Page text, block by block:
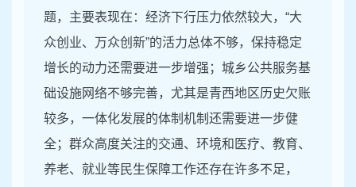
题，主要表现在：经济下行压力依然较大，“大
众创业、万众创新”的活力总体不够，保持稳定
增长的动力还需要进一步增强；城乡公共服务基
础设施网络不够完善，尤其是青西地区历史欠账
较多，一体化发展的体制机制还需要进一步健
全；群众高度关注的交通、环境和医疗、教育、
养老、就业等民生保障工作还存在许多不足，